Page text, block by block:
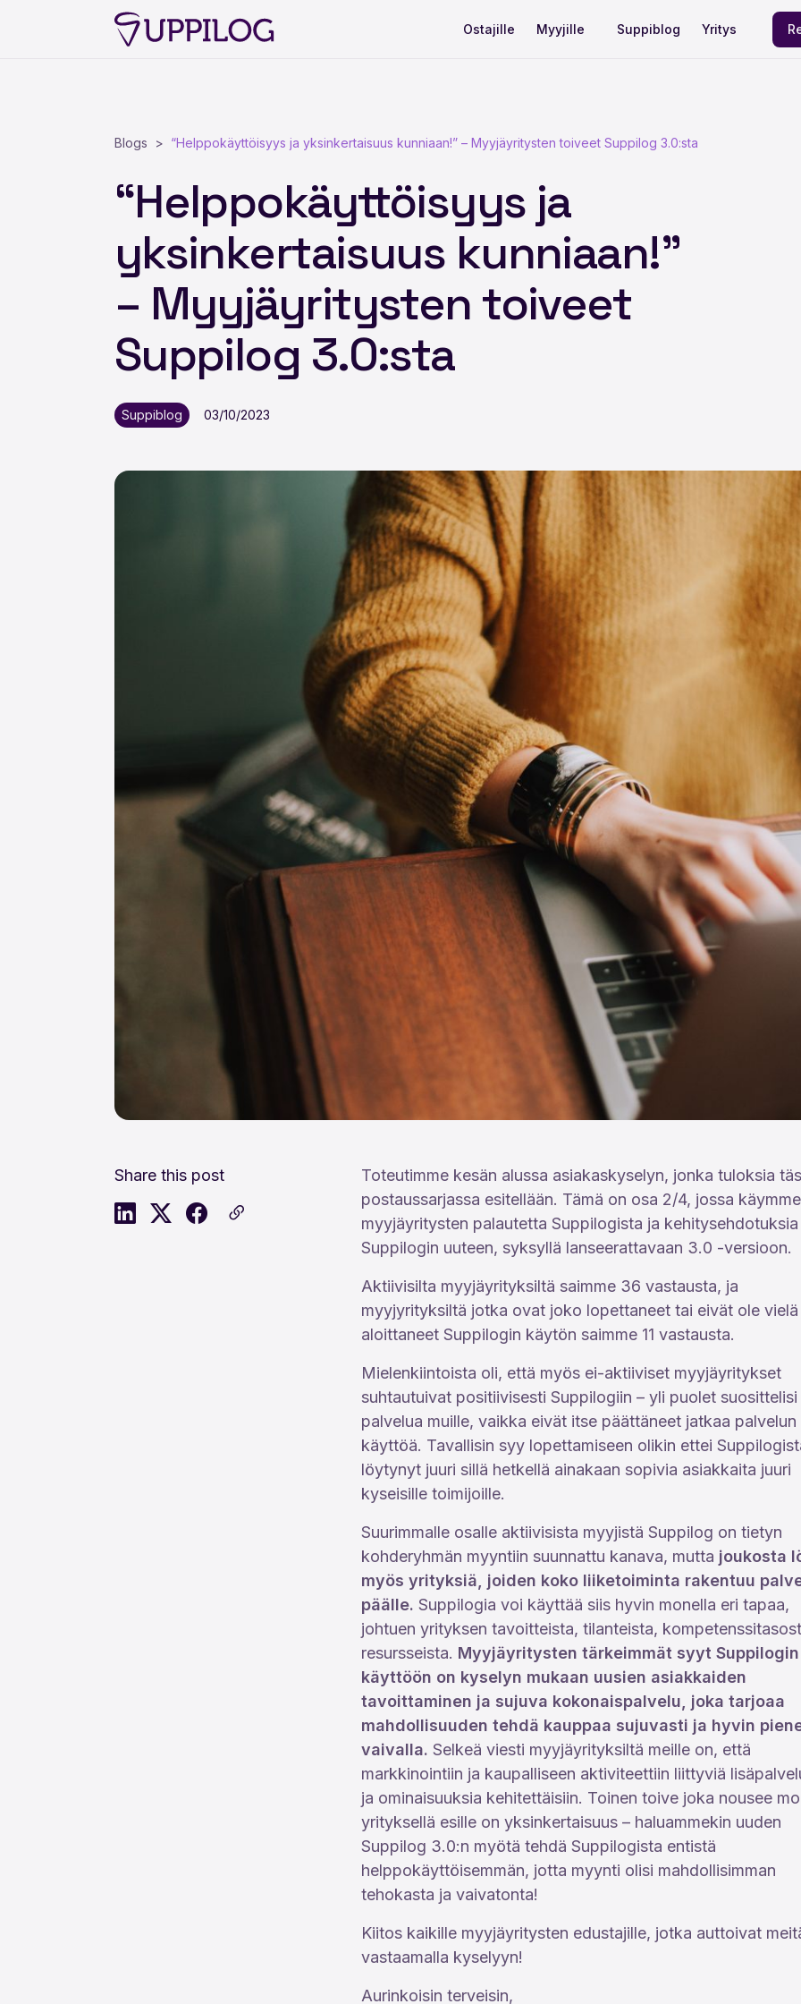
Ostajille Myyjille Suppiblog Yritys
Blogs “Helppokäyttöisyys ja yksinkertaisuus kunniaan!” – Myyjäyritysten toiveet Suppilog 3.0:sta
“Helppokäyttöisyys ja
yksinkertaisuus kunniaan!”
– Myyjäyritysten toiveet
Suppilog 3.0:sta
Suppiblog 03/10/2023
Share this post
Toteutimme kesän alussa asiakaskyselyn, jonka tuloksia
postaussarjassa esitellään. Tämä on osa 2/4, jossa
myyjäyritysten palautetta Suppilogista ja kehitysehdotuksia
Suppilogin uuteen, syksyllä lanseerattavaan 3.0 -versioon.
Aktiivisilta myyjäyrityksiltä saimme 36 vastausta, ja
myyjyrityksiltä jotka ovat joko lopettaneet tai eivät ole vielä
aloittaneet Suppilogin käytön saimme 11 vastausta.
Mielenkiintoista oli, että myös ei-aktiiviset myyjäyritykset
suhtautuivat positiivisesti Suppilogiin – yli puolet suosittelisi
palvelua muille, vaikka eivät itse päättäneet jatkaa palvelun
käyttöä. Tavallisin syy lopettamiseen olikin ettei
löytynyt juuri sillä hetkellä ainakaan sopivia asiakkaita juuri
kyseisille toimijoille.
Suurimmalle osalle aktiivisista myyjistä Suppilog on tietyn
kohderyhmän myyntiin suunnattu kanava, mutta joukosta
myös yrityksiä, joiden koko liiketoiminta rakentuu
päälle. Suppilogia voi käyttää siis hyvin monella eri tapaa,
johtuen yrityksen tavoitteista, tilanteista,
resursseista. Myyjäyritysten tärkeimmät syyt Suppilogin
käyttöön on kyselyn mukaan uusien asiakkaiden
tavoittaminen ja sujuva kokonaispalvelu, joka tarjoaa
mahdollisuuden tehdä kauppaa sujuvasti ja hyvin
vaivalla. Selkeä viesti myyjäyrityksiltä meille on, että
markkinointiin ja kaupalliseen aktiviteettiin liittyviä
ja ominaisuuksia kehitettäisiin. Toinen toive joka nousee
yrityksellä esille on yksinkertaisuus – haluammekin uuden
Suppilog 3.0:n myötä tehdä Suppilogista entistä
helppokäyttöisemmän, jotta myynti olisi mahdollisimman
tehokasta ja vaivatonta!
Kiitos kaikille myyjäyritysten edustajille, jotka auttoivat
vastaamalla kyselyyn!
Aurinkoisin terveisin,